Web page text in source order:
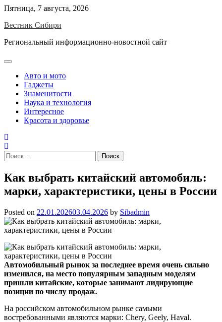
Skip
content
Пятница, 7 августа, 2026
Вестник Сибири
Региональный информационно-новостной сайт
Авто и мото
Гаджеты
Знаменитости
Наука и технология
Интересное
Красота и здоровье
Найти:
Как выбрать китайский автомобиль:
марки, характеристики, цены в России
Posted on 22.01.202603.04.2026 by Sibadmin
Автомобильный рынок за последнее время очень сильно
изменился, на место популярным западным моделям
пришли китайские, которые занимают лидирующие
позиции по числу продаж.
На российском автомобильном рынке самыми
востребованными являются марки: Chery, Geely, Haval.